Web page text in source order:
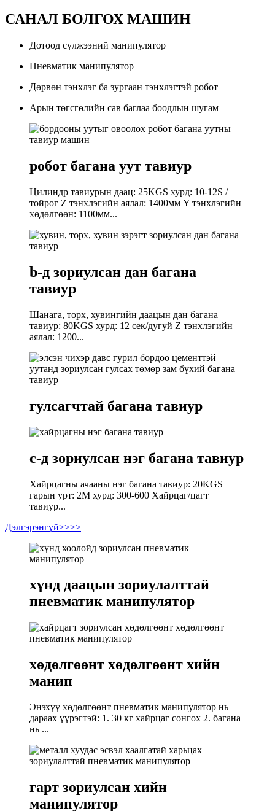
САНАЛ БОЛГОХ МАШИН
Дотоод сүлжээний манипулятор
Пневматик манипулятор
Дөрвөн тэнхлэг ба зургаан тэнхлэгтэй робот
Арын төгсгөлийн сав баглаа боодлын шугам
робот багана уут тавиур
Цилиндр тавиурын даац: 25KGS хурд: 10-12S /
тойрог Z тэнхлэгийн аялал: 1400мм Y тэнхлэгийн
хөдөлгөөн: 1100мм...
b-д зориулсан дан багана
тавиур
Шанага, торх, хувингийн даацын дан багана
тавиур: 80KGS хурд: 12 сек/дугуй Z тэнхлэгийн
аялал: 1200...
гулсагчтай багана тавиур
c-д зориулсан нэг багана тавиур
Хайрцагны ачааны нэг багана тавиур: 20KGS
гарын урт: 2М хурд: 300-600 Хайрцаг/цагт
тавиур...
Дэлгэрэнгүй>>>>
хүнд даацын зориулалттай
пневматик манипулятор
хөдөлгөөнт хөдөлгөөнт хийн
манип
Энэхүү хөдөлгөөнт пневматик манипулятор нь
дараах үүрэгтэй: 1. 30 кг хайрцаг сонгох 2. багана
нь ...
гарт зориулсан хийн
манипулятор